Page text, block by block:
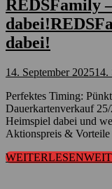
REDSFamily
dabei!
dabei!
14. September 202514.
Perfektes Timing: Pünktlich zum EM-Finale startet heute unser
Dauerkartenverkauf
Heimspiel dabei und
Aktionspreis & Vorteile
WEITERLESEN